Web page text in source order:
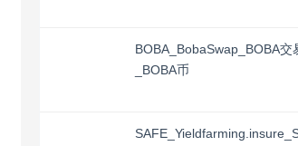
BOBA_BobaSwap_BOBA交
_BOBA币